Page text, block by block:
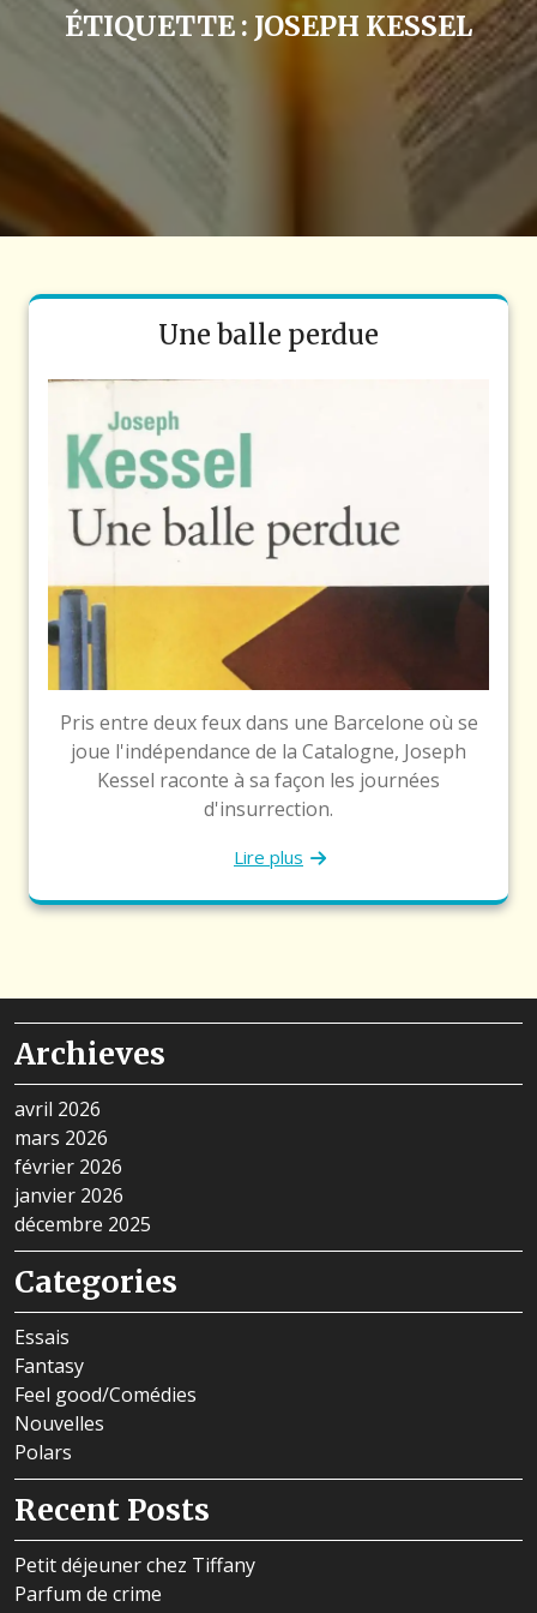
ÉTIQUETTE : JOSEPH KESSEL
Une balle perdue
Pris entre deux feux dans une Barcelone où se
joue l'indépendance de la Catalogne, Joseph
Kessel raconte à sa façon les journées
d'insurrection.
Lire plus
Archieves
avril 2026
mars 2026
février 2026
janvier 2026
décembre 2025
Categories
Essais
Fantasy
Feel good/Comédies
Nouvelles
Polars
Recent Posts
Petit déjeuner chez Tiffany
Parfum de crime